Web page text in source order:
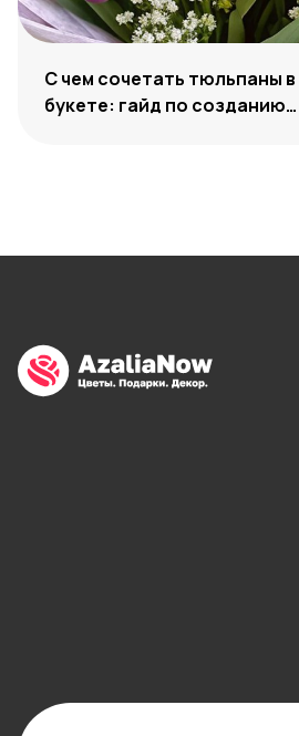
С чем сочетать тюльпаны в
букете: гайд по созданию